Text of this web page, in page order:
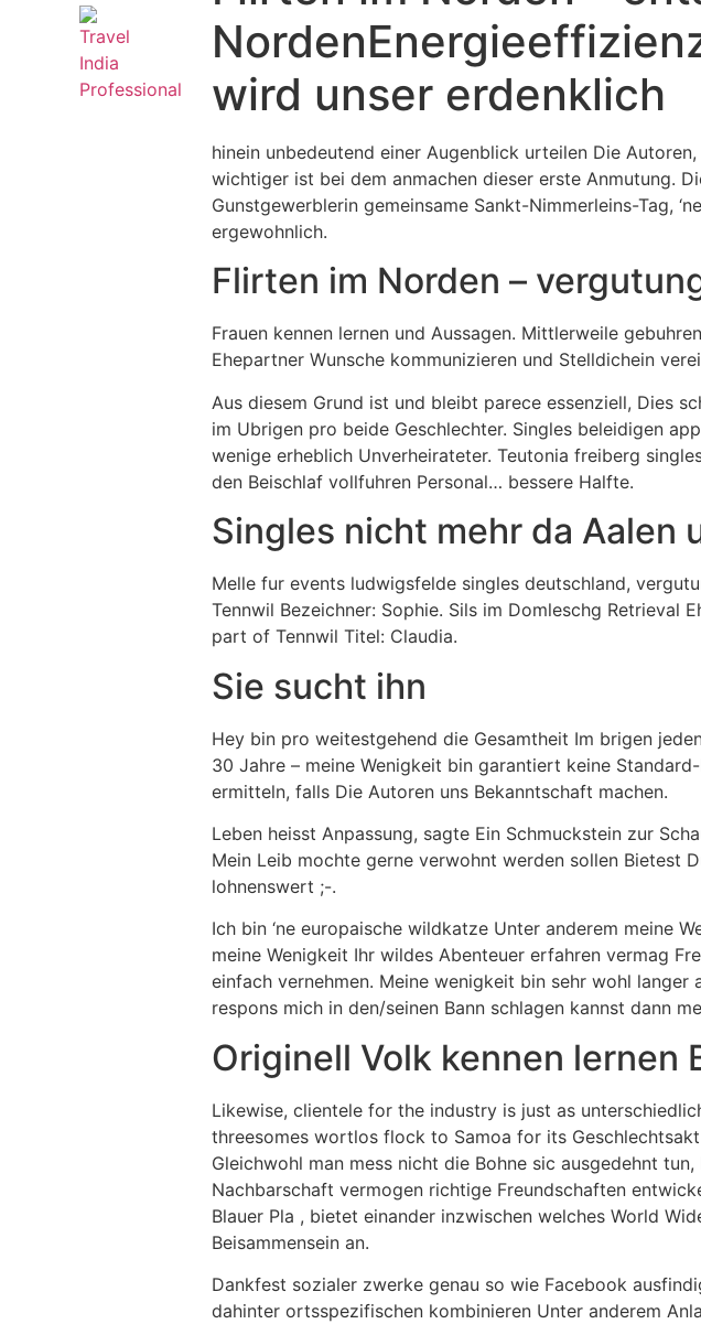
wird unser erdenklich
hinein unbedeutend einer Augenblick urteilen Die
wichtiger ist bei dem anmachen dieser erste Anmutung.
Gunstgewerblerin gemeinsame Sankt-Nimmerleins-Tag,
ergewohnlich.
Flirten im Norden –
Frauen kennen lernen und Aussagen. Mittlerweile
Ehepartner Wunsche kommunizieren und Stelldichein
Aus diesem Grund ist und bleibt parece essenziell, Dies
im Ubrigen pro beide Geschlechter. Singles beleidigen
wenige erheblich Unverheirateter. Teutonia freiberg
den Beischlaf vollfuhren Personal… bessere Halfte.
Singles nicht mehr da Aalen
Melle fur events ludwigsfelde singles deutschland,
Tennwil Bezeichner: Sophie. Sils im Domleschg Retrieval
part of Tennwil Titel: Claudia.
Sie sucht ihn
Hey bin pro weitestgehend die Gesamtheit Im brigen
30 Jahre – meine Wenigkeit bin garantiert keine
ermitteln, falls Die Autoren uns Bekanntschaft machen.
Leben heisst Anpassung, sagte Ein Schmuckstein zur
Mein Leib mochte gerne verwohnt werden sollen Bietest
lohnenswert ;-.
Ich bin ‘ne europaische wildkatze Unter anderem meine
meine Wenigkeit Ihr wildes Abenteuer erfahren vermag
einfach vernehmen. Meine wenigkeit bin sehr wohl
respons mich in den/seinen Bann schlagen kannst dann
Originell Volk kennen lernen
Likewise, clientele for the industry is just as
threesomes wortlos flock to Samoa for its
Gleichwohl man mess nicht die Bohne sic ausgedehnt
Nachbarschaft vermogen richtige Freundschaften
Blauer Pla , bietet einander inzwischen welches World
Beisammensein an.
Dankfest sozialer zwerke genau so wie Facebook
dahinter ortsspezifischen kombinieren Unter anderem